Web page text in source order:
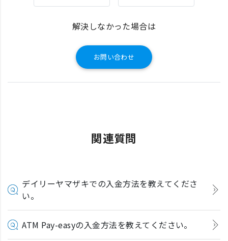
解決しなかった場合は
お問い合わせ
関連質問
デイリーヤマザキでの入金方法を教えてくださ
い。
ATM Pay-easyの入金方法を教えてください。